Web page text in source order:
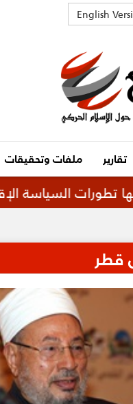
تقارير ملفات وتحقيقات
الإقليمية
قطر